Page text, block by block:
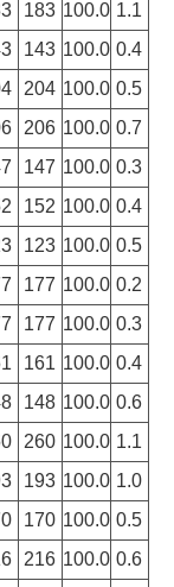
183 100.0 1.1
143 100.0 0.4
204 100.0 0.5
206 100.0 0.7
147 100.0 0.3
152 100.0 0.4
123 100.0 0.5
177 100.0 0.2
177 100.0 0.3
161 100.0 0.4
148 100.0 0.6
260 100.0 1.1
193 100.0 1.0
170 100.0 0.5
216 100.0 0.6